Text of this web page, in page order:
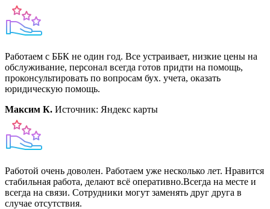
Работаем с ББК не один год. Все устраивает, низкие цены на
обслуживание, персонал всегда готов придти на помощь,
проконсультировать по вопросам бух. учета, оказать
юридическую помощь.
Максим К. Источник: Яндекс карты
Работой очень доволен. Работаем уже несколько лет. Нравится
стабильная работа, делают всё оперативно.Всегда на месте и
всегда на связи. Сотрудники могут заменять друг друга в
случае отсутствия.